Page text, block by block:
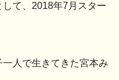
して、2018年7月スター
人で生きてきた宮本み